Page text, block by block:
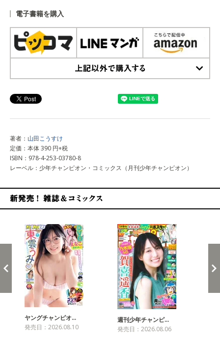
電子書籍を購入
著者： 山田こうすけ
定価：本体 390 円+税
ISBN：978-4-253-03780-8
レーベル：少年チャンピオン・コミックス（月刊少年チャンピオン）
ヤングチャンピオ…
発売日：2026.08.10
週刊少年チャンピ…
発売日：2026.08.06